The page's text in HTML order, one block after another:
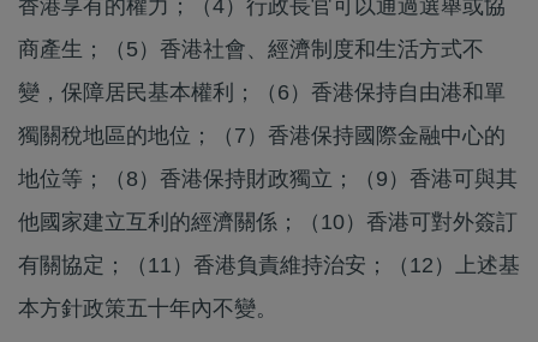
香港享有的權力；（4）行政長官可以通過選舉或協
商產生；（5）香港社會、經濟制度和生活方式不
變，保障居民基本權利；（6）香港保持自由港和單
獨關稅地區的地位；（7）香港保持國際金融中心的
地位等；（8）香港保持財政獨立；（9）香港可與其
他國家建立互利的經濟關係；（10）香港可對外簽訂
有關協定；（11）香港負責維持治安；（12）上述基
本方針政策五十年內不變。